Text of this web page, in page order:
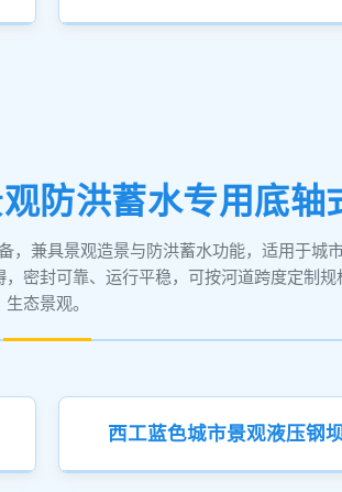
防洪蓄水专用底轴
，兼具景观造景与防洪蓄水功能，适用于城
密封可靠、运行平稳，可按河道跨度定制规
生态景观。
西工蓝色城市景观液压钢